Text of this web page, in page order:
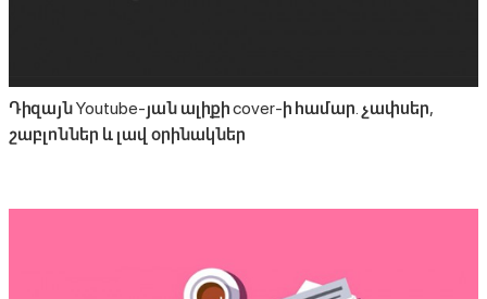
Դիզայն Youtube-յան ալիքի cover-ի համար. չափսեր,
շաբլոններ և լավ օրինակներ